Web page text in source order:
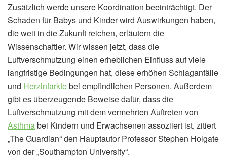
Zusätzlich werde unsere Koordination beeinträchtigt. Der
Schaden für Babys und Kinder wird Auswirkungen haben,
die weit in die Zukunft reichen, erläutern die
Wissenschaftler. Wir wissen jetzt, dass die
Luftverschmutzung einen erheblichen Einfluss auf viele
langfristige Bedingungen hat, diese erhöhen Schlaganfälle
und Herzinfarktebei empfindlichen Personen. Außerdem
gibt es überzeugende Beweise dafür, dass die
Luftverschmutzung mit dem vermehrten Auftreten von
Asthmabei Kindern und Erwachsenen assoziiert ist, zitiert
„The Guardian“ den Hauptautor Professor Stephen Holgate
von der „Southampton University“.